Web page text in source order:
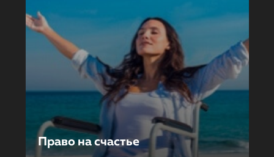
Право на счастье